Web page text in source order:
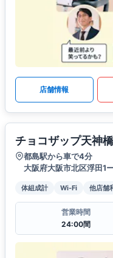
店舗情報
チョコザップ天神
都島駅から車で4分
大阪府大阪市北区浮田1
体組成計 Wi-Fi 他店舗
営業時間
24:00間